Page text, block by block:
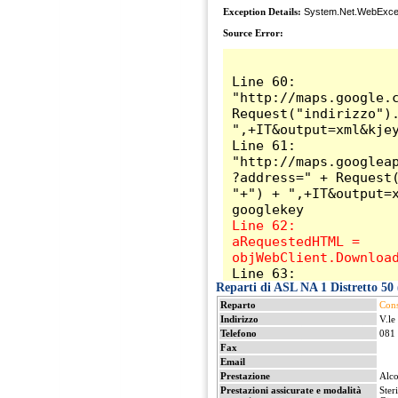
Reparti di ASL NA 1 Distretto 50
Reparto
Indirizzo
V.le
Telefono
081
Fax
Email
Prestazione
Prestazioni assicurate e modalità